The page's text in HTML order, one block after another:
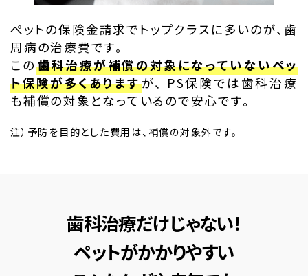
ぺットの保険金請求でトップクラスに多いのが、歯
周病の治療費です。
この 歯科治療が補償の対象になっていないペッ
ト保険が多くありますが、 PS保険では歯科治療
も補償の対象となっているので安心です。
注）予防を目的とした費用は、補償の対象外です。
歯科治療だけじゃない！
ペットがかかりやすい